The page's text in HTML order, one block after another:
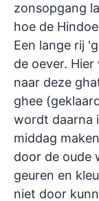
zonsopgang
hoe de
Een lange rij
de oever.
naar deze
ghee
wordt daarna
middag
door de oude
geuren en
niet door